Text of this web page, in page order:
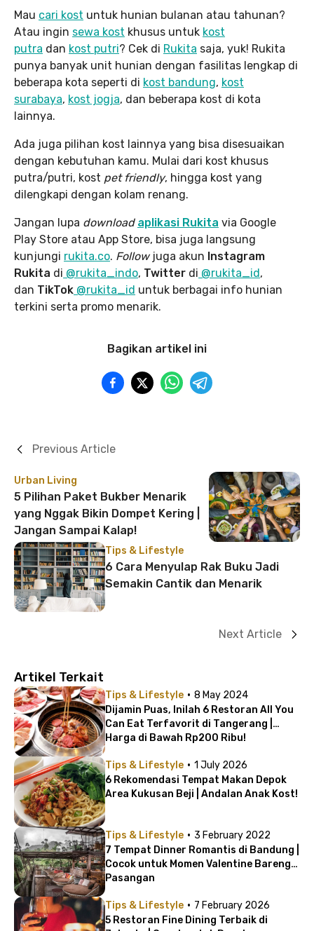
Mau cari kost untuk hunian bulanan atau tahunan?
Atau ingin sewa kost khusus untuk kost
putra dan kost putri? Cek di Rukita saja, yuk! Rukita
punya banyak unit hunian dengan fasilitas lengkap di
beberapa kota seperti di kost bandung, kost
surabaya, kost jogja, dan beberapa kost di kota
lainnya.
Ada juga pilihan kost lainnya yang bisa disesuaikan
dengan kebutuhan kamu. Mulai dari kost khusus
putra/putri, kost pet friendly, hingga kost yang
dilengkapi dengan kolam renang.
Jangan lupa download aplikasi Rukita via Google
Play Store atau App Store, bisa juga langsung
kunjungi rukita.co. Followjuga akun Instagram
Rukita di @rukita_indo, Twitter di @rukita_id,
dan TikTok @rukita_id untuk berbagai info hunian
terkini serta promo menarik.
Bagikan artikel ini
Urban Living
5 Pilihan Paket Bukber Menarik
yang Nggak Bikin Dompet Kering |
Jangan Sampai Kalap!
Previous Article
Tips & Lifestyle
6 Cara Menyulap Rak Buku Jadi
Semakin Cantik dan Menarik
Next Article
Artikel Terkait
Tips & Lifestyle · 8 May 2024
Dijamin Puas, Inilah 6 Restoran All You
Can Eat Terfavorit di Tangerang |
Harga di Bawah Rp200 Ribu!
Tips & Lifestyle · 1 July 2026
6 Rekomendasi Tempat Makan Depok
Area Kukusan Beji | Andalan Anak Kost!
Tips & Lifestyle · 3 February 2022
7 Tempat Dinner Romantis di Bandung |
Cocok untuk Momen Valentine Bareng
Pasangan
Tips & Lifestyle · 7 February 2026
5 Restoran Fine Dining Terbaik di